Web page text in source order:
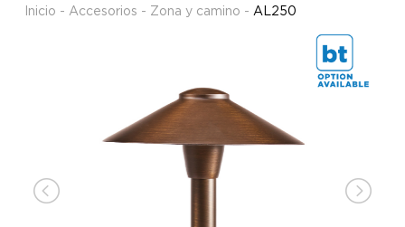
Inicio - Accesorios - Zona y camino - AL250